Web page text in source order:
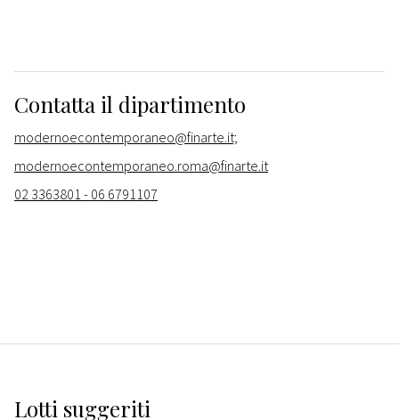
Contatta il dipartimento
modernoecontemporaneo@finarte.it;
modernoecontemporaneo.roma@finarte.it
02 3363801 - 06 6791107
Lotti suggeriti